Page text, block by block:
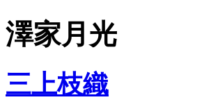
澤家月光
三上枝織